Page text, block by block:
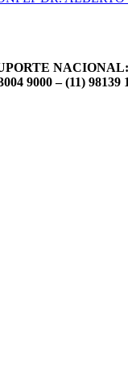
NACIONAL:
9000 – (11) 98139